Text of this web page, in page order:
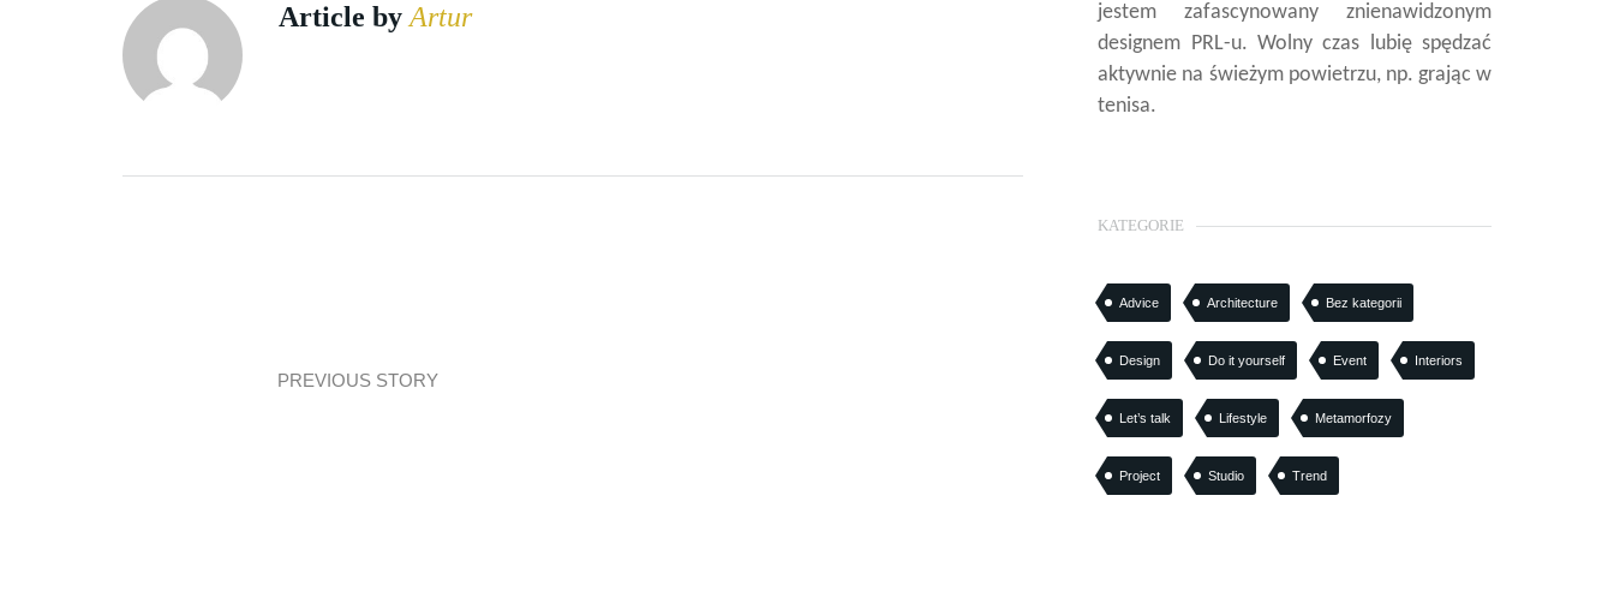
Article by Artur
PREVIOUS STORY
jestem zafascynowany znienawidzonym
designem PRL-u. Wolny czas lubię spędzać
aktywnie na świeżym powietrzu, np. grając w
tenisa.
KATEGORIE
Advice Architecture Bez kategorii
Design Do it yourself Event Interiors
Let’s talk Lifestyle Metamorfozy
Project Studio Trend